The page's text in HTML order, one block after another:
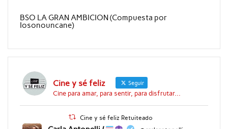
BSO LA GRAN AMBICION (Compuesta por
Iosonouncane)
Cine y sé feliz Seguir
Cine para amar, para sentir, para disfrutar...
Cine y sé feliz Retuiteado